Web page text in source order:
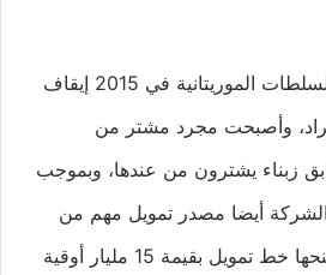
إيقاف الاستيراد: قررت السلطات الموريتانية في 2015 إيقاف
وأصبحت مجرد مشتر من
زبناء يشترون من عندها، وبموجب
الشركة أيضا مصدر تمويل مهم من
مؤسسات دولية كانت تمنحها خط تمويل بقيمة 15 مليار أوقية